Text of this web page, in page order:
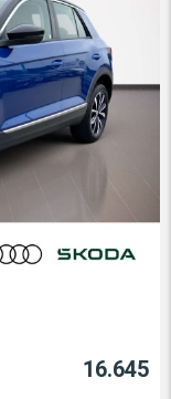
16.645